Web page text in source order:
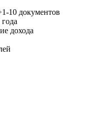
10 документов
дохода